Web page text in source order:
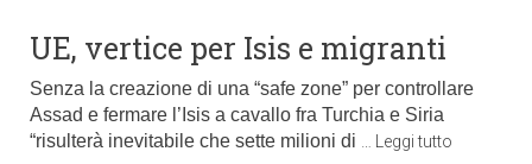
UE, vertice per Isis e migranti
Senza la creazione di una “safe zone” per controllare
Assad e fermare l’Isis a cavallo fra Turchia e Siria
“risulterà inevitabile che sette milioni di
Leggi tutto